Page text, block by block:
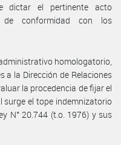
dictar el pertinente acto
de conformidad con los
homologatorio,
a la Dirección de Relaciones
la procedencia de fijar el
surge el tope indemnizatorio
N° 20.744 (t.o. 1976) y sus